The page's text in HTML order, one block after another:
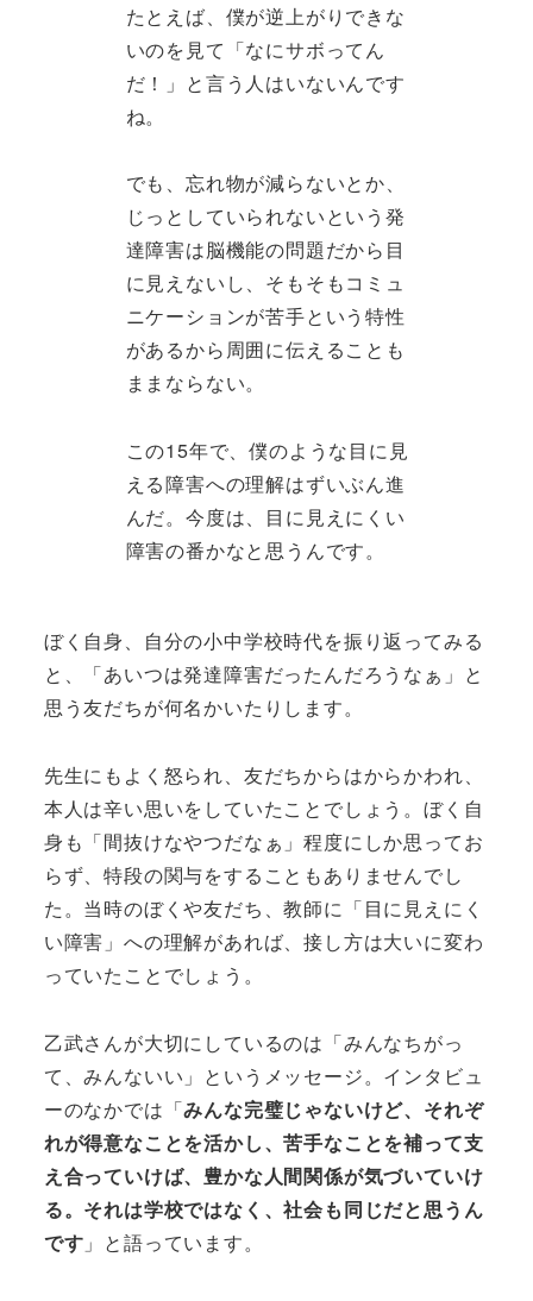
たとえば、僕が逆上がりできな
いのを見て「なにサボってん
だ！」と言う人はいないんです
ね。
でも、忘れ物が減らないとか、
じっとしていられないという発
達障害は脳機能の問題だから目
に見えないし、そもそもコミュ
ニケーションが苦手という特性
があるから周囲に伝えることも
ままならない。
この15年で、僕のような目に見
える障害への理解はずいぶん進
んだ。今度は、目に見えにくい
障害の番かなと思うんです。
ぼく自身、自分の小中学校時代を振り返ってみる
と、「あいつは発達障害だったんだろうなぁ」と
思う友だちが何名かいたりします。
先生にもよく怒られ、友だちからはからかわれ、
本人は辛い思いをしていたことでしょう。ぼく自
身も「間抜けなやつだなぁ」程度にしか思ってお
らず、特段の関与をすることもありませんでし
た。当時のぼくや友だち、教師に「目に見えにく
い障害」への理解があれば、接し方は大いに変わ
っていたことでしょう。
乙武さんが大切にしているのは「みんなちがっ
て、みんないい」というメッセージ。インタビュ
ーのなかでは「みんな完璧じゃないけど、それぞ
れが得意なことを活かし、苦手なことを補って支
え合っていけば、豊かな人間関係が気づいていけ
る。それは学校ではなく、社会も同じだと思うん
です 」と語っています。